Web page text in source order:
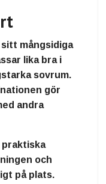
sitt mångsidiga
lika bra i
sovrum.
gör
andra
praktiska
och
på plats.